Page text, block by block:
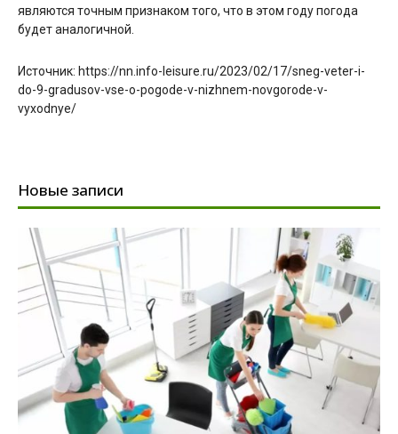
являются точным признаком того, что в этом году погода
будет аналогичной.
Источник: https://nn.info-leisure.ru/2023/02/17/sneg-veter-i-
do-9-gradusov-vse-o-pogode-v-nizhnem-novgorode-v-
vyxodnye/
Новые записи